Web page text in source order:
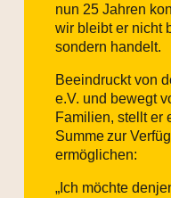
nun 25 Jahren
wir bleibt er nicht
sondern handelt.
Beeindruckt von
e.V. und bewegt
Familien, stellt er
Summezur
ermöglichen:
„Ich möchte